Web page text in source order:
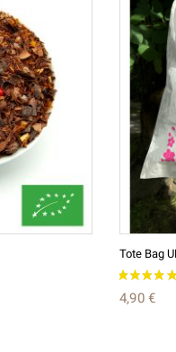
Tote Bag
4,90 €